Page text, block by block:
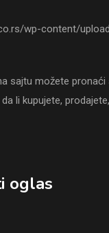
sajtu možete
li kupujete,
oglas